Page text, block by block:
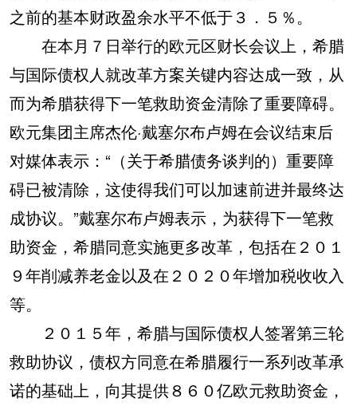
之前的基本财政盈余水平不低于３．５％。
在本月７日举行的欧元区财长会议上，希腊
与国际债权人就改革方案关键内容达成一致，从
而为希腊获得下一笔救助资金清除了重要障碍。
欧元集团主席杰伦·戴塞尔布卢姆在会议结束后
对媒体表示：“（关于希腊债务谈判的）重要障
碍已被清除，这使得我们可以加速前进并最终达
成协议。”戴塞尔布卢姆表示，为获得下一笔救
助资金，希腊同意实施更多改革，包括在２０１
９年削减养老金以及在２０２０年增加税收收入
等。
２０１５年，希腊与国际债权人签署第三轮
救助协议，债权方同意在希腊履行一系列改革承
诺的基础上，向其提供８６０亿欧元救助资金，